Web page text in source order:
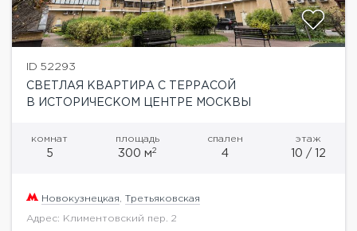
ID 52293
СВЕТЛАЯ КВАРТИРА С ТЕРРАСОЙ
В ИСТОРИЧЕСКОМ ЦЕНТРЕ МОСКВЫ
комнат
5
площадь
300 м2
спален
4
этаж
10 / 12
Новокузнецкая Третьяковская
Адрес: Климентовский пер. 2